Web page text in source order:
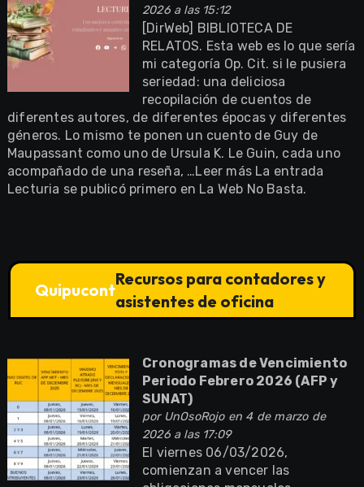
2026 a las 15:12
[DirWeb] BIBLIOTECA DE
RELATOS. Esta web es lo que sería
mi categoría Op. Cit. si le pusiera
seriedad: una deliciosa
recopilación de cuentos de
diferentes autores, de diferentes épocas y diferentes
géneros. Lo mismo te ponen un cuento de Guy de
Maupassant como uno de Ursula K. Le Guin, cada uno
acompañado de una reseña, …Leer más La entrada
Lecturia se publicó primero en La Web No Basta.
Quipucont
Recursos para contadores y
asistentes de oficina
Cronogramas de Vencimiento
Periodo Febrero 2026 (AFP y
SUNAT)
por UnOsoRojoen 4 de marzo de
2026 a las 17:09
El viernes 06/03/2026,
comienzan a vencer las